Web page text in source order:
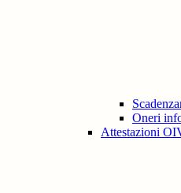
Oneri
Attestazioni